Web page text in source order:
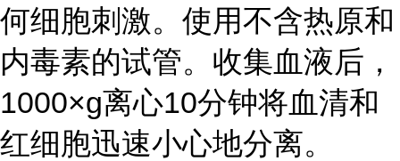
何细胞刺激。使用不含热原和
内毒素的试管。收集血液后，
1000×g离心10分钟将血清和
红细胞迅速小心地分离。